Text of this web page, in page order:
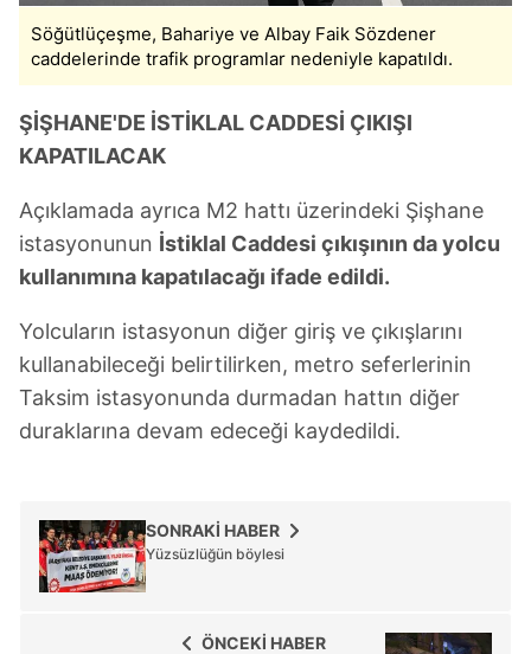
Söğütlüçeşme, Bahariye ve Albay Faik Sözdener
caddelerinde trafik programlar nedeniyle kapatıldı.
ŞİŞHANE'DE İSTİKLAL CADDESİ ÇIKIŞI
KAPATILACAK
Açıklamada ayrıca M2 hattı üzerindeki Şişhane
istasyonunun İstiklal Caddesi çıkışının da yolcu
kullanımına kapatılacağı ifade edildi.
Yolcuların istasyonun diğer giriş ve çıkışlarını
kullanabileceği belirtilirken, metro seferlerinin
Taksim istasyonunda durmadan hattın diğer
duraklarına devam edeceği kaydedildi.
SONRAKİ HABER
Yüzsüzlüğün böylesi
ÖNCEKİ HABER